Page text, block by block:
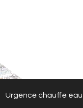
Urgence chauffe eau